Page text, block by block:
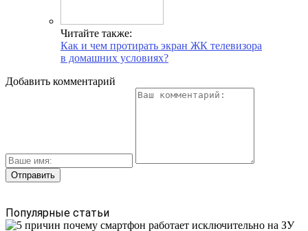
Читайте также:
Как и чем протирать экран ЖК телевизора
в домашних условиях?
Добавить комментарий
Популярные статьи